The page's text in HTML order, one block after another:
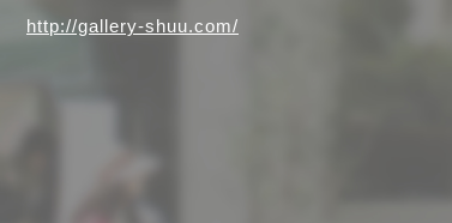
http://gallery-shuu.com/